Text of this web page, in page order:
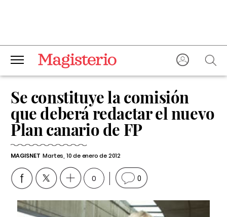
Se constituye la comisión
que deberá redactar el nuevo
Plan canario de FP
MAGISNET Martes, 10 de enero de 2012
0 0